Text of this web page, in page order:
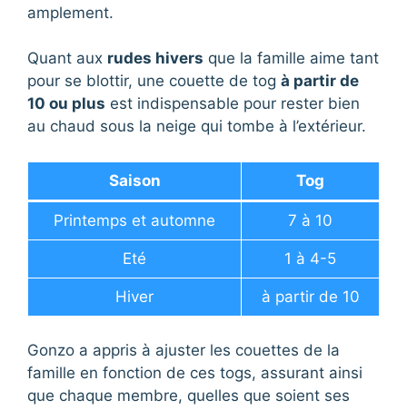
amplement.
Quant aux rudes hivers que la famille aime tant
pour se blottir, une couette de tog à partir de
10 ou plus est indispensable pour rester bien
au chaud sous la neige qui tombe à l’extérieur.
Saison Tog
Printemps et automne 7 à 10
Eté 1 à 4-5
Hiver à partir de 10
Gonzo a appris à ajuster les couettes de la
famille en fonction de ces togs, assurant ainsi
que chaque membre, quelles que soient ses